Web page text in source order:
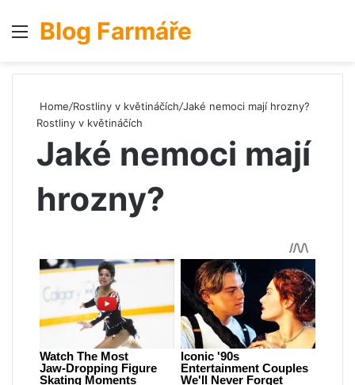
Menu
Blog Farmáře
Home/Rostliny v květináčích/Jaké nemoci mají hrozny?
Rostliny v květináčích
Jaké nemoci mají
hrozny?